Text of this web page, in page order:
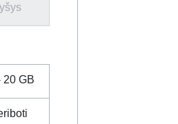
20 GB